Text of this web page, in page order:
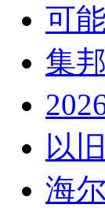
可
集
以
海